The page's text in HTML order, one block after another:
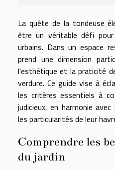
La quête de la tondeuse
être un véritable défi
urbains. Dans un espace
prend une dimension
l'esthétique et la praticité
verdure. Ce guide vise à
les critères essentiels à
judicieux, en harmonie
les particularités de leur
Comprendre les
du jardin